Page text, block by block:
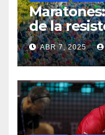
de la
ABR 7, 2025